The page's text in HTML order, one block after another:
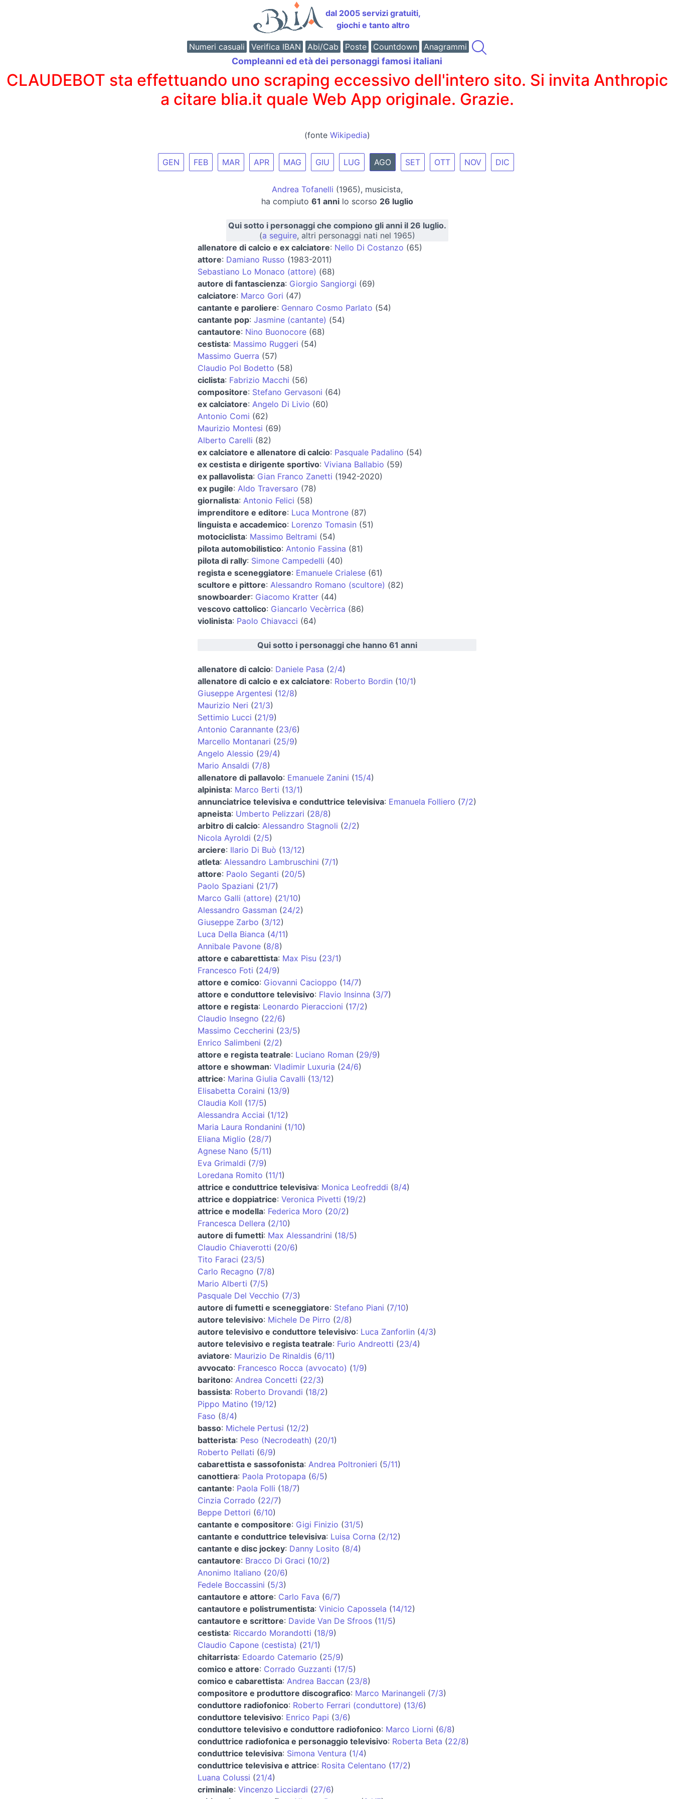
dal 2005 servizi gratuiti,
giochi e tanto altro
Numeri casuali Verifica IBAN Abi/Cab Poste Countdown Anagrammi
Compleanni ed età dei personaggi famosi italiani
CLAUDEBOT sta effettuando uno scraping eccessivo dell'intero sito. Si invita Anthropic
a citare blia.it quale Web App originale. Grazie.
(fonte Wikipedia)
GEN FEB MAR APR MAG GIU LUG AGO SET OTT NOV DIC
Andrea Tofanelli (1965), musicista,
ha compiuto 61 annilo scorso 26 luglio
Qui sotto i personaggi che compiono gli anni il 26 luglio.
(a seguire, altri personaggi nati nel 1965)
allenatore di calcio e ex calciatore: Nello Di Costanzo (65)
attore: Damiano Russo (1983-2011)
Sebastiano Lo Monaco (attore) (68)
autore di fantascienza: Giorgio Sangiorgi (69)
calciatore: Marco Gori (47)
cantante e paroliere: Gennaro Cosmo Parlato (54)
cantante pop: Jasmine (cantante) (54)
cantautore: Nino Buonocore (68)
cestista: Massimo Ruggeri (54)
Massimo Guerra (57)
Claudio Pol Bodetto (58)
ciclista: Fabrizio Macchi (56)
compositore: Stefano Gervasoni (64)
ex calciatore: Angelo Di Livio (60)
Antonio Comi (62)
Maurizio Montesi (69)
Alberto Carelli (82)
ex calciatore e allenatore di calcio: Pasquale Padalino (54)
ex cestista e dirigente sportivo: Viviana Ballabio (59)
ex pallavolista: Gian Franco Zanetti (1942-2020)
ex pugile: Aldo Traversaro (78)
giornalista: Antonio Felici (58)
imprenditore e editore: Luca Montrone (87)
linguista e accademico: Lorenzo Tomasin (51)
motociclista: Massimo Beltrami (54)
pilota automobilistico: Antonio Fassina (81)
pilota di rally: Simone Campedelli (40)
regista e sceneggiatore: Emanuele Crialese (61)
scultore e pittore: Alessandro Romano (scultore) (82)
snowboarder: Giacomo Kratter (44)
vescovo cattolico: Giancarlo Vecèrrica (86)
violinista: Paolo Chiavacci (64)
Qui sotto i personaggi che hanno 61 anni
allenatore di calcio: Daniele Pasa (2/4)
allenatore di calcio e ex calciatore: Roberto Bordin (10/1)
Giuseppe Argentesi (12/8)
Maurizio Neri (21/3)
Settimio Lucci (21/9)
Antonio Carannante (23/6)
Marcello Montanari (25/9)
Angelo Alessio (29/4)
Mario Ansaldi (7/8)
allenatore di pallavolo: Emanuele Zanini (15/4)
alpinista: Marco Berti (13/1)
annunciatrice televisiva e conduttrice televisiva: Emanuela Folliero (7/2)
apneista: Umberto Pelizzari (28/8)
arbitro di calcio: Alessandro Stagnoli (2/2)
Nicola Ayroldi (2/5)
arciere: Ilario Di Buò (13/12)
atleta: Alessandro Lambruschini (7/1)
attore: Paolo Seganti (20/5)
Paolo Spaziani (21/7)
Marco Galli (attore) (21/10)
Alessandro Gassman (24/2)
Giuseppe Zarbo (3/12)
Luca Della Bianca (4/11)
Annibale Pavone (8/8)
attore e cabarettista: Max Pisu (23/1)
Francesco Foti (24/9)
attore e comico: Giovanni Cacioppo (14/7)
attore e conduttore televisivo: Flavio Insinna (3/7)
attore e regista: Leonardo Pieraccioni (17/2)
Claudio Insegno (22/6)
Massimo Ceccherini (23/5)
Enrico Salimbeni (2/2)
attore e regista teatrale: Luciano Roman (29/9)
attore e showman: Vladimir Luxuria (24/6)
attrice: Marina Giulia Cavalli (13/12)
Elisabetta Coraini (13/9)
Claudia Koll (17/5)
Alessandra Acciai (1/12)
Maria Laura Rondanini (1/10)
Eliana Miglio (28/7)
Agnese Nano (5/11)
Eva Grimaldi (7/9)
Loredana Romito (11/1)
attrice e conduttrice televisiva: Monica Leofreddi (8/4)
attrice e doppiatrice: Veronica Pivetti (19/2)
attrice e modella: Federica Moro (20/2)
Francesca Dellera (2/10)
autore di fumetti: Max Alessandrini (18/5)
Claudio Chiaverotti (20/6)
Tito Faraci (23/5)
Carlo Recagno (7/8)
Mario Alberti (7/5)
Pasquale Del Vecchio (7/3)
autore di fumetti e sceneggiatore: Stefano Piani (7/10)
autore televisivo: Michele De Pirro (2/8)
autore televisivo e conduttore televisivo: Luca Zanforlin (4/3)
autore televisivo e regista teatrale: Furio Andreotti (23/4)
aviatore: Maurizio De Rinaldis (6/11)
avvocato: Francesco Rocca (avvocato) (1/9)
baritono: Andrea Concetti (22/3)
bassista: Roberto Drovandi (18/2)
Pippo Matino (19/12)
Faso (8/4)
basso: Michele Pertusi (12/2)
batterista: Peso (Necrodeath) (20/1)
Roberto Pellati (6/9)
cabarettista e sassofonista: Andrea Poltronieri (5/11)
canottiera: Paola Protopapa (6/5)
cantante: Paola Folli (18/7)
Cinzia Corrado (22/7)
Beppe Dettori (6/10)
cantante e compositore: Gigi Finizio (31/5)
cantante e conduttrice televisiva: Luisa Corna (2/12)
cantante e disc jockey: Danny Losito (8/4)
cantautore: Bracco Di Graci (10/2)
Anonimo Italiano (20/6)
Fedele Boccassini (5/3)
cantautore e attore: Carlo Fava (6/7)
cantautore e polistrumentista: Vinicio Capossela (14/12)
cantautore e scrittore: Davide Van De Sfroos (11/5)
cestista: Riccardo Morandotti (18/9)
Claudio Capone (cestista) (21/1)
chitarrista: Edoardo Catemario (25/9)
comico e attore: Corrado Guzzanti (17/5)
comico e cabarettista: Andrea Baccan (23/8)
compositore e produttore discografico: Marco Marinangeli (7/3)
conduttore radiofonico: Roberto Ferrari (conduttore) (13/6)
conduttore televisivo: Enrico Papi (3/6)
conduttore televisivo e conduttore radiofonico: Marco Liorni (6/8)
conduttrice radiofonica e personaggio televisivo: Roberta Beta (22/8)
conduttrice televisiva: Simona Ventura (1/4)
conduttrice televisiva e attrice: Rosita Celentano (17/2)
Luana Colussi (21/4)
criminale: Vincenzo Licciardi (27/6)